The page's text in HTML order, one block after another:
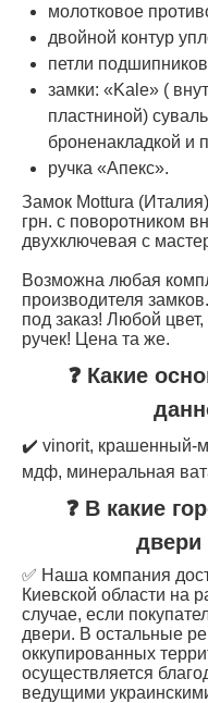
молотковое
двойной контур
петли
замки: «Kale» (
пластниной)
броненакладкой и
ручка «Апекс».
Замок Mottura
грн. с поворотником
двухключевая с
Возможна любая
производителя
под заказ! Любой
ручек! Цена та же.
❓ Какие
✔️ vinorit, крашенный-
мдф, минеральная
❓ В какие
двери
✅ Наша компания
Киевской области на
случае, если
двери. В остальные
оккупированных
осуществляется
ведущими